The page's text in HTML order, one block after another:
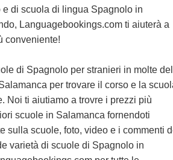
di scuola di lingua Spagnolo in
Languagebookings.com ti aiuterà a
conveniente!
di Spagnolo per stranieri in molte
per trovare il corso e la
Noi ti aiutiamo a trovre i prezzi più
scuole in Salamanca fornendoti
sulla scuole, foto, video e i commenti
varietà di scuole di Spagnolo in